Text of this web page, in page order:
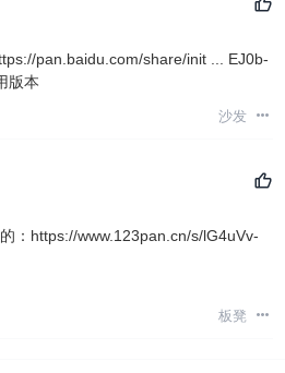
pan.baidu.com/share/init ... EJ0b-
版本
沙发
： https://www.123pan.cn/s/lG4uVv-
板凳